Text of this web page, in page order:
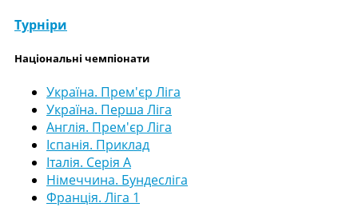
Турніри
Національні чемпіонати
Україна. Прем'єр Ліга
Україна. Перша Ліга
Англія. Прем'єр Ліга
Іспанія. Приклад
Італія. Серія А
Німеччина. Бундесліга
Франція. Ліга 1